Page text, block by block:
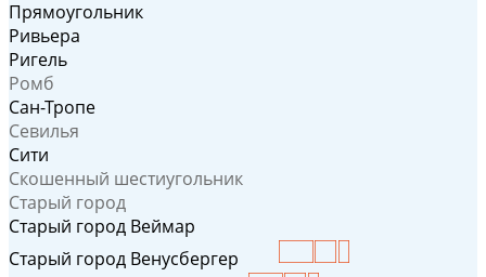
Прямоугольник
Ривьера
Ригель
Ромб
Сан-Тропе
Севилья
Сити
Скошенный шестиугольник
Старый город
Старый город Веймар
Старый город Венусбергер